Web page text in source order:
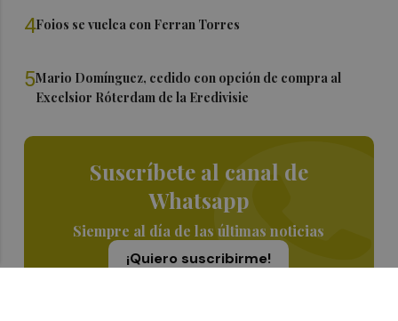
4Foios se vuelca con Ferran Torres
5Mario Domínguez, cedido con opción de compra al
Excelsior Róterdam de la Eredivisie
Suscríbete al canal de
Whatsapp
Siempre al día de las últimas noticias
¡Quiero suscribirme!